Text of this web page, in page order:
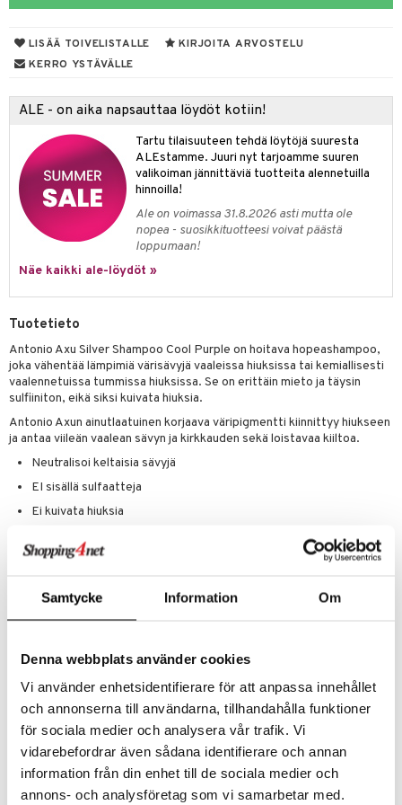
Samtycke Information Om
Denna webbplats använder cookies
Vi använder enhetsidentifierare för att anpassa innehållet
och annonserna till användarna, tillhandahålla funktioner
för sociala medier och analysera vår trafik. Vi
vidarebefordrar även sådana identifierare och annan
information från din enhet till de sociala medier och
annons- och analysföretag som vi samarbetar med.
LISÄÄ TOIVELISTALLE
KIRJOITA ARVOSTELU
KERRO YSTÄVÄLLE
ALE - on aika napsauttaa löydöt kotiin!
Tartu tilaisuuteen tehdä löytöjä suuresta
ALEstamme. Juuri nyt tarjoamme suuren
valikoiman jännittäviä tuotteita alennetuilla
hinnoilla!
Ale on voimassa 31.8.2026 asti mutta ole
nopea - suosikkituotteesi voivat päästä
loppumaan!
Näe kaikki ale-löydöt »
Tuotetieto
Antonio Axu Silver Shampoo Cool Purple on hoitava hopeashampoo,
joka vähentää lämpimiä värisävyjä vaaleissa hiuksissa tai kemiallisesti
vaalennetuissa tummissa hiuksissa. Se on erittäin mieto ja täysin
sulfiiniton, eikä siksi kuivata hiuksia.
Antonio Axun ainutlaatuinen korjaava väripigmentti kiinnittyy hiukseen
ja antaa viileän vaalean sävyn ja kirkkauden sekä loistavaa kiiltoa.
Neutralisoi keltaisia sävyjä
EI sisällä sulfaatteja
Ei kuivata hiuksia
Hiero shampoo märkiin hiuksiin. Anna vaikuttaa 5-10 minuuttia. Huuhdo
Care & Prepare Pre-Toning Shampoon ja Antonio Axu Silver
Ainesosat
Aqua, Sodium Lauroyl Methyl Isethionate, Disodium Laureth
Sulfosuccinate, Cocamidopropyl Betaine, Glycerin, Sodium Chloride,
PEG-200 Hydrogenated Glyceryl Palmate, Phenoxyethanol, PEG-7
Glyceryl Cocoate, Parfum, Hydroxypropyl Guar
Hydroxypropyltrimonium Chloride, CI 60730, Citric Acid, Sodium
Benzoate, Ethylhexylglycerin, Limonene, Potassium Sorbate,
Linalool, Geraniol
hoito
iho
iho
iho
Päivävoide
hoito
tarvikkeet
/ Kajaali
&
Lapset
Set
tuotteet
hoito
poisto
hoito
& saippuat
tuotteet
& Viikset
shave balm
shave lotion
de cologne
de toilette
hoito
& saippuat
1: Puhdistus
2: Kirkastus
3: Kosteutus
ja Vartalonhoito
ja naamiot
Huulten Hoito
Elixir
Happy For Men
& Soujaus
& Ihonpuhdistus
& vastauksia